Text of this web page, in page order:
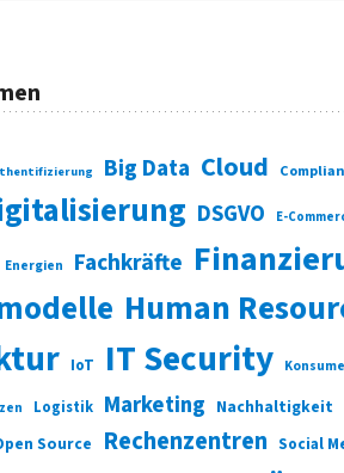
Big Data Cloud
DSGVO E-
Energien Fachkräfte
Human
IoT IT Security
Logistik Marketing Nachhaltigkeit
Source Rechenzentren Social